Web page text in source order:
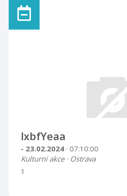
lxbfYeaa
- 23.02.2024 · 07:10:00
Kulturní akce · Ostrava
1